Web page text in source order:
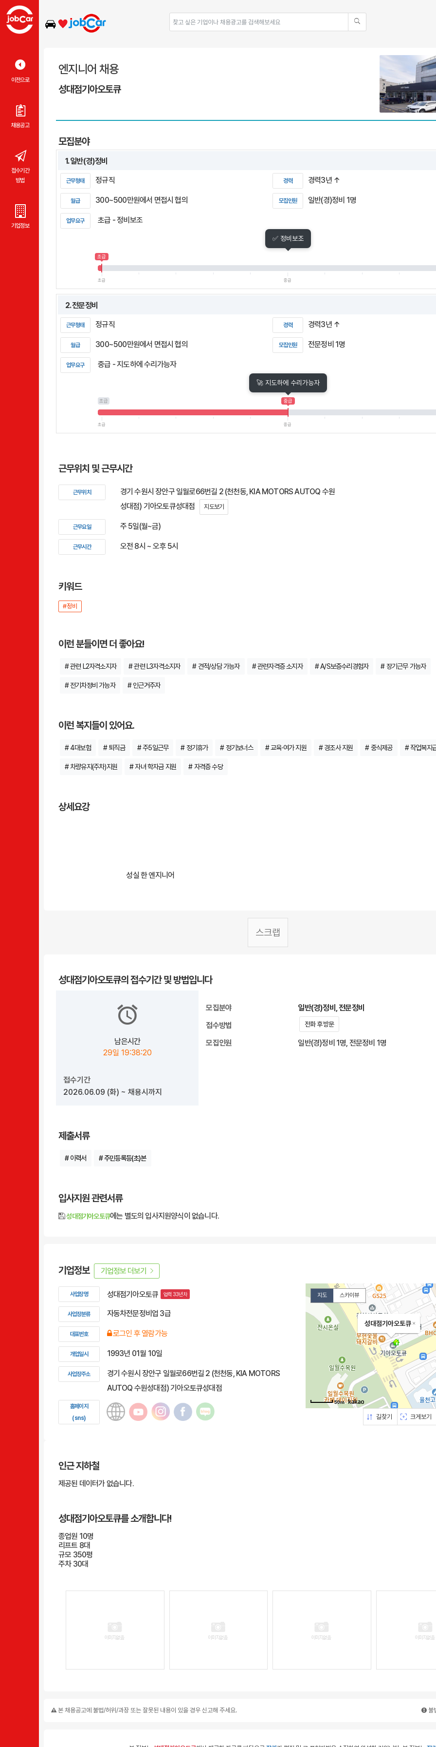
이전으로
채용공고
접수기간
방법
기업정보
엔지니어 채용
성대점기아오토큐
모집분야
1. 일반(경)정비
근무형태 정규직 경력 경력3년 ↑
월급 300~500만원에서 면접시 협의 모집인원 일반(경)정비 1명
업무요구 초급 - 정비보조
✅ 정비보조
초급
초급 중급
2. 전문정비
근무형태 정규직 경력 경력3년 ↑
월급 300~500만원에서 면접시 협의 모집인원 전문정비 1명
업무요구 중급 - 지도하에 수리가능자
🚀 지도하에 수리가능자
초급 중급
초급 중급
근무위치 및 근무시간
근무위치
경기 수원시 장안구 일월로66번길 2 (천천동, KIA MOTORS AUTOQ 수원
성대점) 기아오토큐성대점
지도보기
근무요일 주 5일(월~금)
근무시간 오전 8시 ~ 오후 5시
키워드
#정비
이런 분들이면 더 좋아요!
# 관련 L2자격소지자 # 관련 L3자격소지자 # 견적/상담 가능자 # 관련자격증 소지자 # A/S보증수리경험자 # 장기근무 가능자
# 전기차정비 가능자 # 인근거주자
이런 복지들이 있어요.
# 4대보험 # 퇴직금 # 주5일근무 # 정기휴가 # 정기보너스 # 교육·여가 지원 # 경조사 지원 # 중식제공 # 작업복지
# 차량유지(주차)지원 # 자녀 학자금 지원 # 자격증 수당
상세요강
성실 한 엔지니어
스크랩
성대점기아오토큐의 접수기간 및 방법입니다
남은시간
29일 19:38:19
접수기간
2026.06.09 (화) ~ 채용시까지
모집분야
일반(경)정비, 전문정비
접수방법
전화 후 방문
모집인원 일반(경)정비 1명, 전문정비 1명
제출서류
# 이력서 # 주민등록등(초)본
입사지원 관련서류
성대점기아오토큐에는 별도의 입사지원양식이 없습니다.
기업정보 기업정보 더보기
사업장명 성대점기아오토큐 업력 33년차
사업장분류 자동차전문정비업 3급
대표번호 로그인 후 열람가능
개업일시 1993년 01월 10일
사업장주소
경기 수원시 장안구 일월로66번길 2 (천천동, KIA MOTORS
AUTOQ 수원성대점) 기아오토큐성대점
홈페이지
(sns)
성대점기아오토큐
50m
지도 스카이뷰
크게보기
길찾기
인근 지하철
제공된 데이터가 없습니다.
성대점기아오토큐를소개합니다!
종업원 10명
리프트 8대
규모 350평
주차 30대
본 채용공고에 불법/허위/과장 또는 잘못된 내용이 있을 경우 신고해 주세요. 불